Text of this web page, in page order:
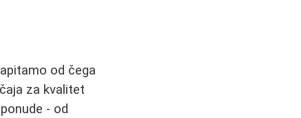
od čega
za kvalitet
- od